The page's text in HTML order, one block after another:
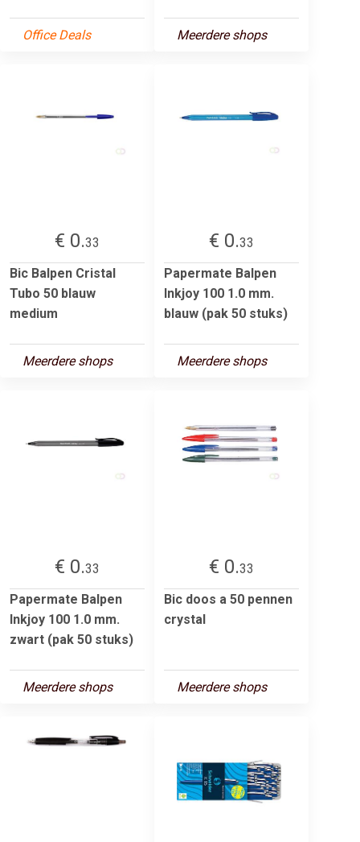
Office Deals Meerdere shops
€ 0.33
Bic Balpen Cristal
Tubo 50 blauw
medium
Meerdere shops
€ 0.33
Papermate Balpen
Inkjoy 100 1.0 mm.
blauw (pak 50 stuks)
Meerdere shops
€ 0.33
Papermate Balpen
Inkjoy 100 1.0 mm.
zwart (pak 50 stuks)
Meerdere shops
€ 0.33
Bic doos a 50 pennen
crystal
Meerdere shops